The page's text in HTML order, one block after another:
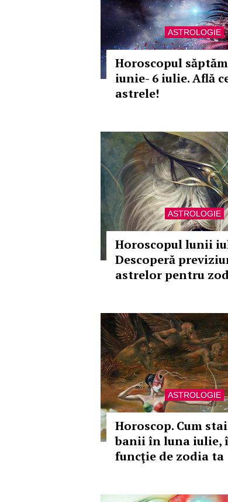
ASTROLOGIE
Horoscopul
iunie- 6 iulie. Află
astrele!
ASTROLOGIE
Horoscopul lunii
Descoperă
astrelor pentru
ASTROLOGIE
Horoscop. Cum
banii în luna iulie,
funcţie de zodia ta